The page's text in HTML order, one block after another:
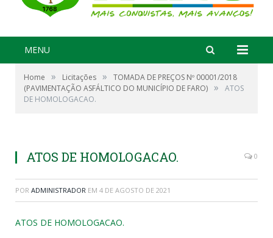
MENU
Home » Licitações »
TOMADA DE PREÇOS Nº 00001/2018
(PAVIMENTAÇÃO ASFÁLTICO DO MUNICÍPIO DE FARO) »
ATOS
DE HOMOLOGACAO.
ATOS DE HOMOLOGACAO. 0
POR ADMINISTRADOR EM 4 DE AGOSTO DE 2021
ATOS DE HOMOLOGACAO.